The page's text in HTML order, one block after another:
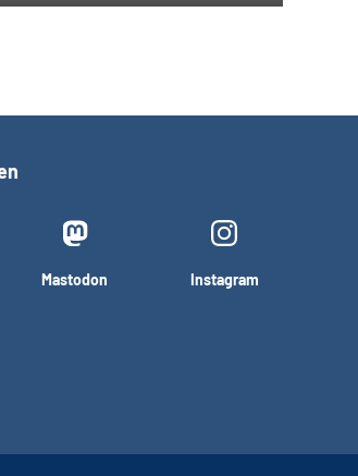
Mastodon Instagram